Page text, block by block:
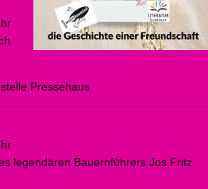
Pressehaus
legendären Bauernführers Jos Fritz